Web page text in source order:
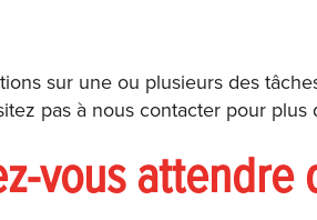
sur une ou plusieurs des
pas à nous contacter pour plus
vous attendre